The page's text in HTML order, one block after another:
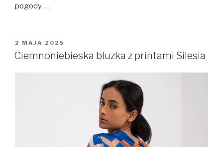
pogody. …
OPUBLIKOWANE
W
2 MAJA 2025
Ciemnoniebieska bluzka z printami Silesia